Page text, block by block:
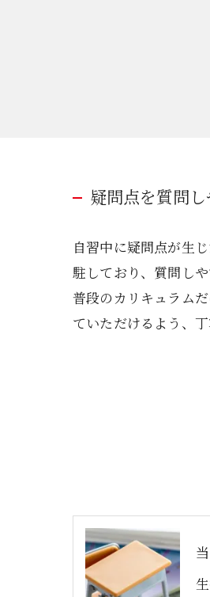
疑問点を質問
自習中に疑問点が生
駐しており、質問し
普段のカリキュラム
ていただけるよう、